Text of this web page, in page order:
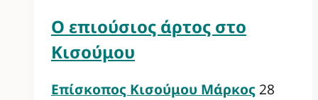
Ο επιούσιος άρτος στο
Κισούμου
Επίσκοπος Κισούμου Μάρκος 28